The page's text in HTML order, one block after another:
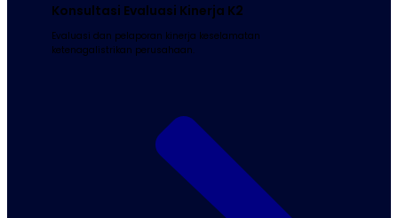
Konsultasi Evaluasi Kinerja K2
Evaluasi dan pelaporan kinerja keselamatan
ketenagalistrikan perusahaan.